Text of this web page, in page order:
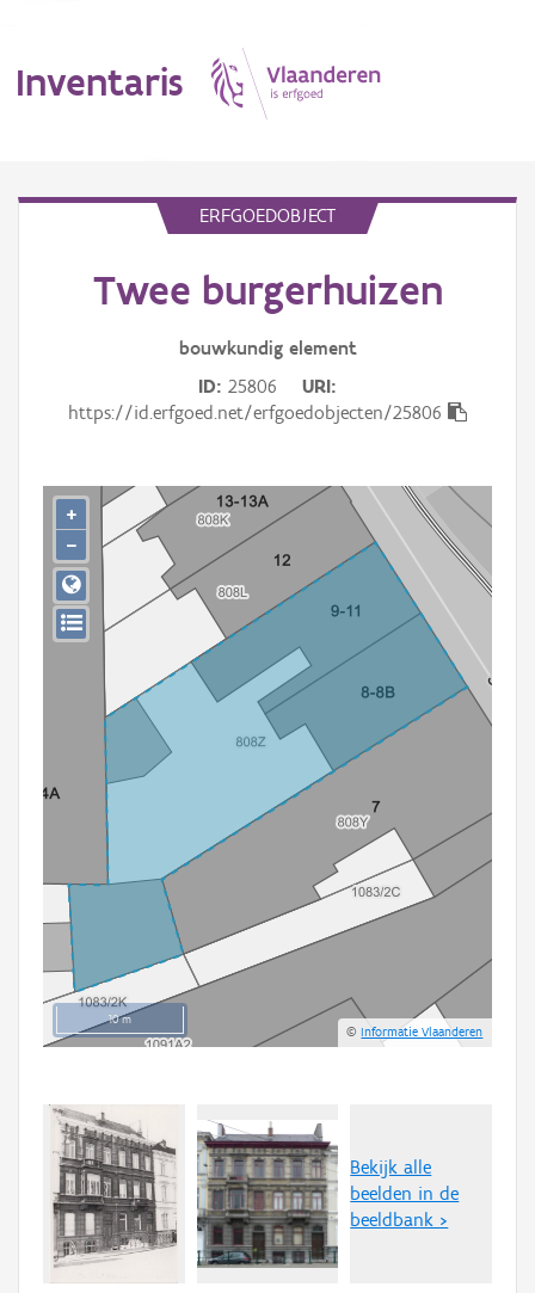
Inventaris
Erfgoedobject
Gebeurtenis
Persoon of collectief
Downloads
ERFGOEDOBJECT
Twee burgerhuizen
bouwkundig element
ID 25806
URI
https://id.erfgoed.net/erfgoedobjecten/25806
10 m
©Informatie Vlaanderen
+
−
Bekijk alle
beelden in de
beeldbank >